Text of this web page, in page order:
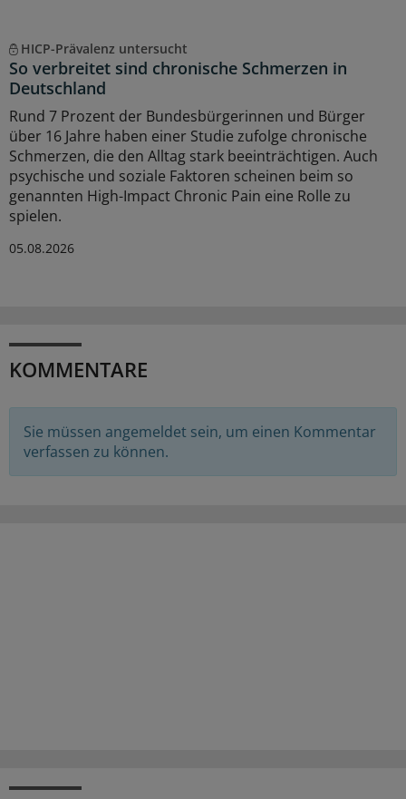
HICP-Prävalenz untersucht
So verbreitet sind chronische Schmerzen in
Deutschland
Rund 7 Prozent der Bundesbürgerinnen und Bürger
über 16 Jahre haben einer Studie zufolge chronische
Schmerzen, die den Alltag stark beeinträchtigen. Auch
psychische und soziale Faktoren scheinen beim so
genannten High-Impact Chronic Pain eine Rolle zu
spielen.
05.08.2026
KOMMENTARE
Sie müssen angemeldet sein, um einen Kommentar
verfassen zu können.